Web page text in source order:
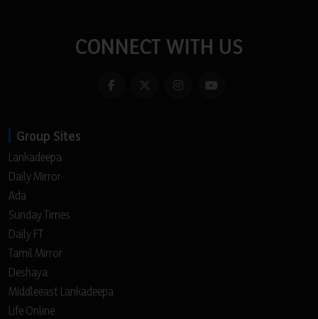
CONNECT WITH US
Group Sites
Lankadeepa
Daily Mirror
Ada
Sunday Times
Daily FT
Tamil Mirror
Deshaya
Middleeast Lankadeepa
Life Online